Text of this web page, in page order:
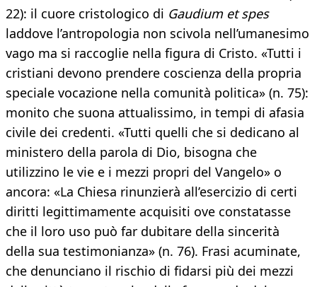
22): il cuore cristologico di Gaudium et spes
laddove l’antropologia non scivola nell’umanesimo
vago ma si raccoglie nella figura di Cristo. «Tutti i
cristiani devono prendere coscienza della propria
speciale vocazione nella comunità politica» (n. 75):
monito che suona attualissimo, in tempi di afasia
civile dei credenti. «Tutti quelli che si dedicano al
ministero della parola di Dio, bisogna che
utilizzino le vie e i mezzi propri del Vangelo» o
ancora: «La Chiesa rinunzierà all’esercizio di certi
diritti legittimamente acquisiti ove constatasse
che il loro uso può far dubitare della sincerità
della sua testimonianza» (n. 76). Frasi acuminate,
che denunciano il rischio di fidarsi più dei mezzi